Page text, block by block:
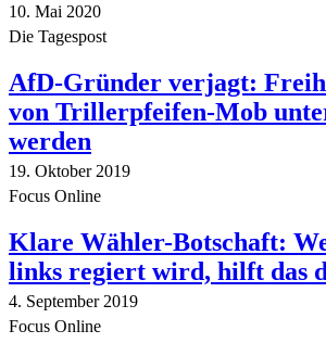
10. Mai 2020
Die Tagespost
AfD-Gründer verjagt:
von Trillerpfeifen-Mob
werden
19. Oktober 2019
Focus Online
Klare Wähler-Botschaft:
links regiert wird, hilft das
4. September 2019
Focus Online